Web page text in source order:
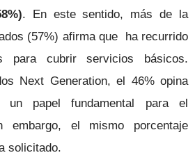
.
En este sentido, más de la
(57%) afirma que ha recurrido
para cubrir servicios básicos.
Next Generation, el 46% opina
un papel fundamental para el
embargo, el mismo porcentaje
solicitado.